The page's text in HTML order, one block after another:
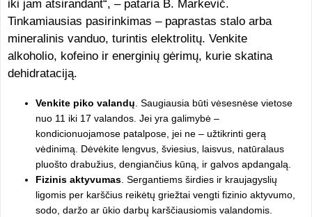
iki jam atsirandant“, – pataria B. Markevič.
Tinkamiausias pasirinkimas – paprastas stalo arba
mineralinis vanduo, turintis elektrolitų. Venkite
alkoholio, kofeino ir energinių gėrimų, kurie skatina
dehidrataciją.
Venkite piko valandų. Saugiausia būti vėsesnėse vietose
nuo 11 iki 17 valandos. Jei yra galimybė –
kondicionuojamose patalpose, jei ne – užtikrinti gerą
vėdinimą. Dėvėkite lengvus, šviesius, laisvus, natūralaus
pluošto drabužius, dengiančius kūną, ir galvos apdangalą.
Fizinis aktyvumas. Sergantiems širdies ir kraujagyslių
ligomis per karščius reikėtų griežtai vengti fizinio aktyvumo,
sodo, daržo ar ūkio darbų karščiausiomis valandomis.